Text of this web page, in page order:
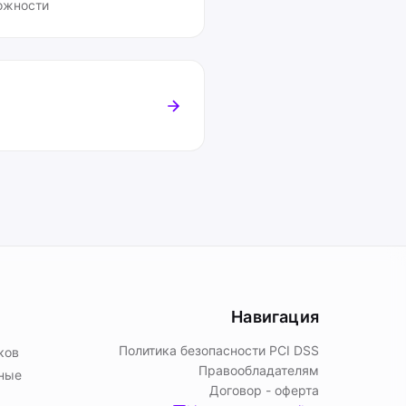
Навигация
Политика безопасности PСI DSS
Правообладателям
Договор - оферта